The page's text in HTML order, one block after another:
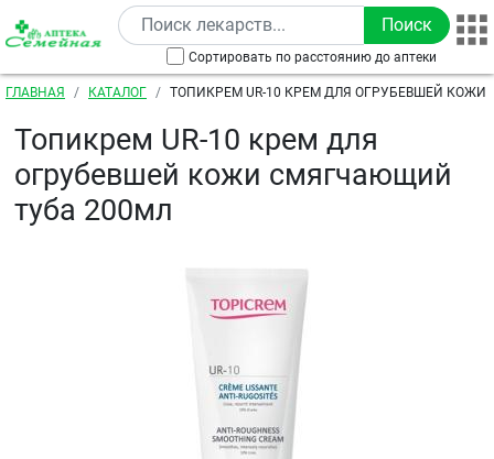
Перейти к основному содержанию
Сортировать по расстоянию до аптеки
Строка навигации
ГЛАВНАЯ КАТАЛОГ
ТОПИКРЕМ UR-10 КРЕМ ДЛЯ ОГРУБЕВШЕЙ
Топикрем UR-10 крем для
огрубевшей кожи смягчающий
туба 200мл